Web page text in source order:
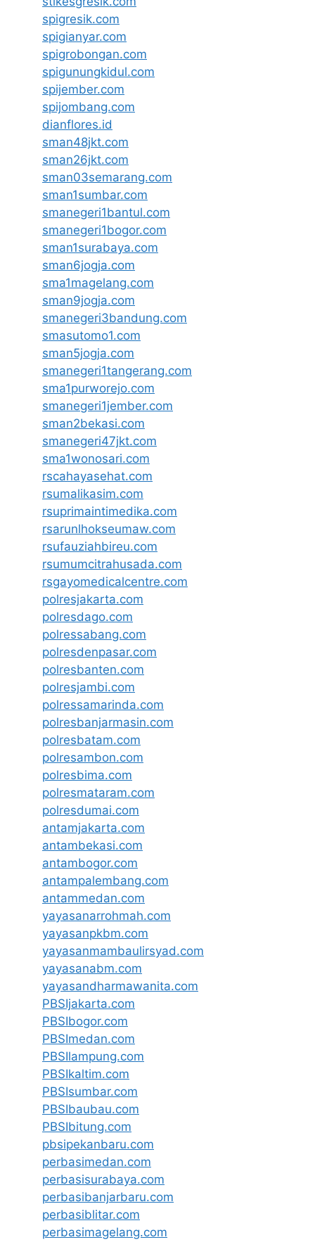
spigresik.com
spigianyar.com
spigrobongan.com
spigunungkidul.com
spijember.com
spijombang.com
dianflores.id
sman48jkt.com
sman26jkt.com
sman03semarang.com
sman1sumbar.com
smanegeri1bantul.com
smanegeri1bogor.com
sman1surabaya.com
sman6jogja.com
sma1magelang.com
sman9jogja.com
smanegeri3bandung.com
smasutomo1.com
sman5jogja.com
smanegeri1tangerang.com
sma1purworejo.com
smanegeri1jember.com
sman2bekasi.com
smanegeri47jkt.com
sma1wonosari.com
rscahayasehat.com
rsumalikasim.com
rsuprimaintimedika.com
rsarunlhokseumaw.com
rsufauziahbireu.com
rsumumcitrahusada.com
rsgayomedicalcentre.com
polresjakarta.com
polresdago.com
polressabang.com
polresdenpasar.com
polresbanten.com
polresjambi.com
polressamarinda.com
polresbanjarmasin.com
polresbatam.com
polresambon.com
polresbima.com
polresmataram.com
polresdumai.com
antamjakarta.com
antambekasi.com
antambogor.com
antampalembang.com
antammedan.com
yayasanarrohmah.com
yayasanpkbm.com
yayasanmambaulirsyad.com
yayasanabm.com
yayasandharmawanita.com
PBSIjakarta.com
PBSIbogor.com
PBSImedan.com
PBSIlampung.com
PBSIkaltim.com
PBSIsumbar.com
PBSIbaubau.com
PBSIbitung.com
pbsipekanbaru.com
perbasimedan.com
perbasisurabaya.com
perbasibanjarbaru.com
perbasiblitar.com
perbasimagelang.com